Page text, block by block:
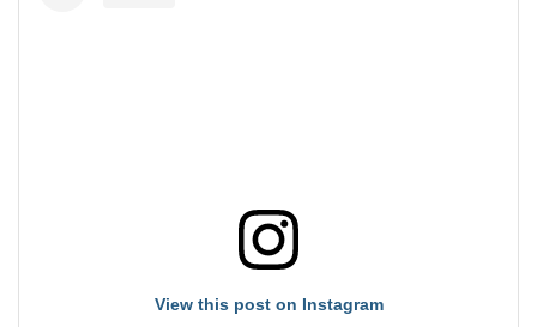
View this post on Instagram